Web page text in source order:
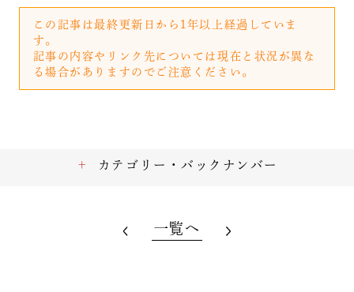
この記事は最終更新日から1年以上経過していま
す。
記事の内容やリンク先については現在と状況が異な
る場合がありますのでご注意ください。
カテゴリー・バックナンバー
一覧へ